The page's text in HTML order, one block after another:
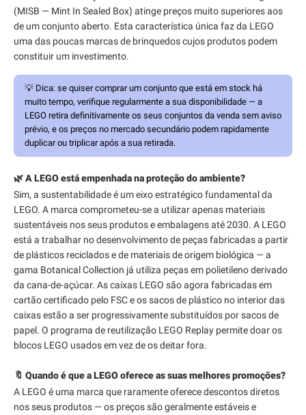
(MISB — Mint In Sealed Box) atinge preços muito superiores aos
de um conjunto aberto. Esta característica única faz da LEGO
uma das poucas marcas de brinquedos cujos produtos podem
constituir um investimento.
💡 Dica: se quiser comprar um conjunto que está em stock há
muito tempo, verifique regularmente a sua disponibilidade — a
LEGO retira definitivamente os seus conjuntos da venda sem aviso
prévio, e os preços no mercado secundário podem rapidamente
duplicar ou triplicar após a sua retirada.
🌿 A LEGO está empenhada na proteção do ambiente?
Sim, a sustentabilidade é um eixo estratégico fundamental da
LEGO. A marca comprometeu-se a utilizar apenas materiais
sustentáveis nos seus produtos e embalagens até 2030. A LEGO
está a trabalhar no desenvolvimento de peças fabricadas a partir
de plásticos reciclados e de materiais de origem biológica — a
gama Botanical Collection já utiliza peças em polietileno derivado
da cana-de-açúcar. As caixas LEGO são agora fabricadas em
cartão certificado pelo FSC e os sacos de plástico no interior das
caixas estão a ser progressivamente substituídos por sacos de
papel. O programa de reutilização LEGO Replay permite doar os
blocos LEGO usados em vez de os deitar fora.
🔖 Quando é que a LEGO oferece as suas melhores promoções?
A LEGO é uma marca que raramente oferece descontos diretos
nos seus produtos — os preços são geralmente estáveis e